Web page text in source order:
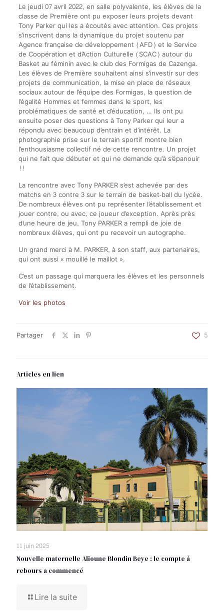
Le jeudi 07 avril 2022, en salle polyvalente, les élèves de la
classe de Première ont pu exposer leurs projets devant
Tony Parker qui les a écoutés avec attention. Ces projets
s’inscrivent dans la dynamique du projet soutenu par
Agence française de développement (AFD) et le Service
de Coopération et d’Action Culturelle (SCAC) autour du
Basket au féminin avec le club des Formigas de Cazenga.
Les élèves de Première souhaitent ainsi s’investir sur des
projets de communication, la mise en place de réseaux
sociaux autour de l’équipe des Formigas, la question de
l’égalité Hommes et femmes dans le sport, les
problématiques de santé et d’éducation, … Ils ont pu
ensuite poser des questions à Tony Parker qui leur a
répondu avec beaucoup d’entrain et d’intérêt. La
photographie prise sur le terrain sportif montre bien
l’enthousiasme collectif né de cette rencontre. Un projet
qui ne fait que débuter et qui ne demande qu’à s’épanouir
!!
La rencontre avec Tony PARKER s’est achevée par des
matchs en 3 contre 3 sur le terrain de basket-ball du lycée.
De nombreux élèves ont pu représenter l’établissement et
jouer contre, ou avec, ce joueur d’exception. Après près
d’une heure de jeu, Tony PARKER a rempli de joie de
nombreux élèves, qui ont pu recevoir un autographe.
Un grand merci à M. PARKER, à son staff, aux partenaires,
qui ont aussi « mouillé le maillot ».
C’est un passage qui marquera les élèves et les personnels
de l’établissement.
Voir les photos
Partager 5
Articles en lien
11 juin 2025
Nouvelle maternelle Alioune Blondin Beye : le compte à
rebours a commencé
Lire la suite